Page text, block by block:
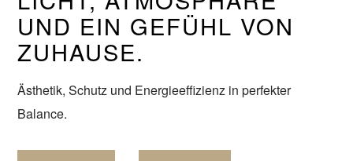
UND EIN GEFÜHL VON
ZUHAUSE.
Ästhetik, Schutz und Energieeffizienz in perfekter
Balance.